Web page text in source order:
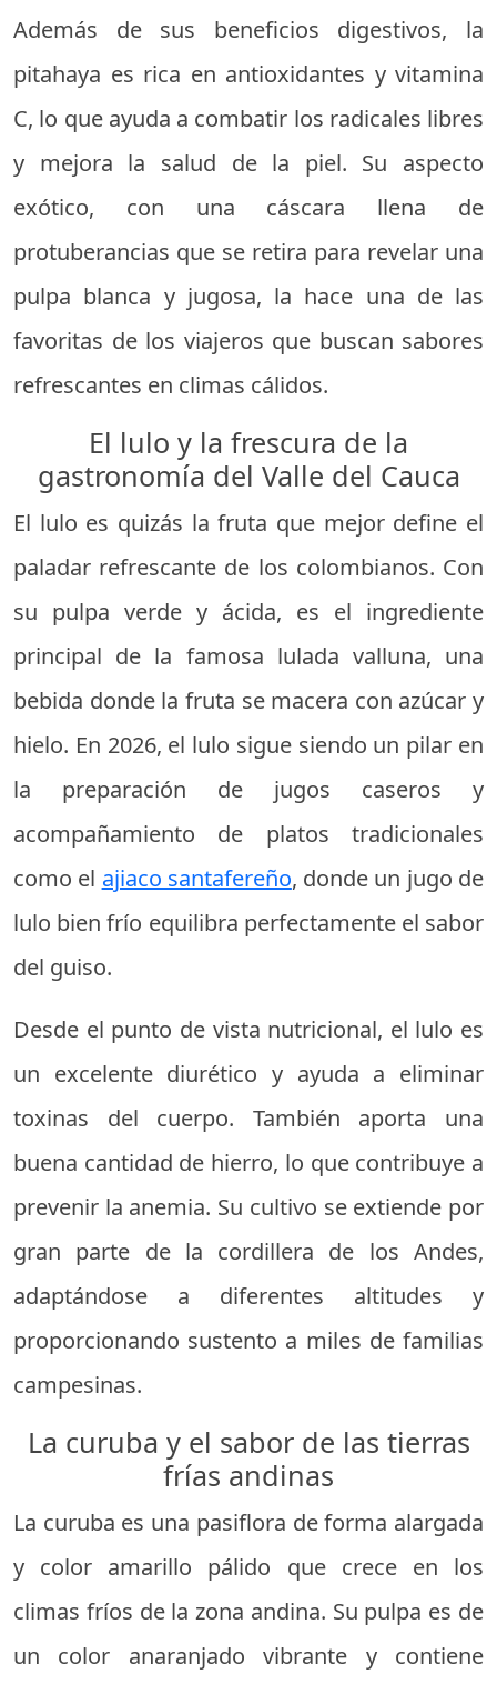
Además de sus beneficios digestivos, la
pitahaya es rica en antioxidantes y vitamina
C, lo que ayuda a combatir los radicales libres
y mejora la salud de la piel. Su aspecto
exótico, con una cáscara llena de
protuberancias que se retira para revelar una
pulpa blanca y jugosa, la hace una de las
favoritas de los viajeros que buscan sabores
refrescantes en climas cálidos.
El lulo y la frescura de la
gastronomía del Valle del Cauca
El lulo es quizás la fruta que mejor define el
paladar refrescante de los colombianos. Con
su pulpa verde y ácida, es el ingrediente
principal de la famosa lulada valluna, una
bebida donde la fruta se macera con azúcar y
hielo. En 2026, el lulo sigue siendo un pilar en
la preparación de jugos caseros y
acompañamiento de platos tradicionales
como el ajiaco santafereño, donde un jugo de
lulo bien frío equilibra perfectamente el sabor
del guiso.
Desde el punto de vista nutricional, el lulo es
un excelente diurético y ayuda a eliminar
toxinas del cuerpo. También aporta una
buena cantidad de hierro, lo que contribuye a
prevenir la anemia. Su cultivo se extiende por
gran parte de la cordillera de los Andes,
adaptándose a diferentes altitudes y
proporcionando sustento a miles de familias
campesinas.
La curuba y el sabor de las tierras
frías andinas
La curuba es una pasiflora de forma alargada
y color amarillo pálido que crece en los
climas fríos de la zona andina. Su pulpa es de
un color anaranjado vibrante y contiene